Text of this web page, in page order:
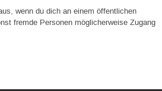
wenn du dich an einem öffentlichen
fremde Personen möglicherweise Zugang